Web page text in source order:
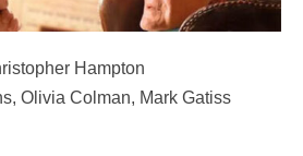
Hampton
Olivia Colman, Mark Gatiss